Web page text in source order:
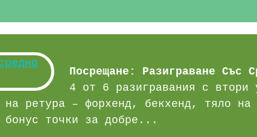
Посрещане: Разиграване Със
4 от 6 разигравания с втори
на ретура – форхенд, бекхенд, тяло
бонус точки за добре...